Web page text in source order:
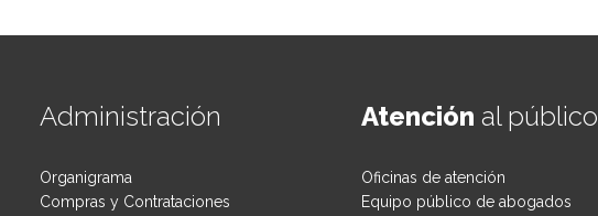
Administración
Organigrama
Compras y Contrataciones
Atención al público
Oficinas de atención
Equipo público de abogados